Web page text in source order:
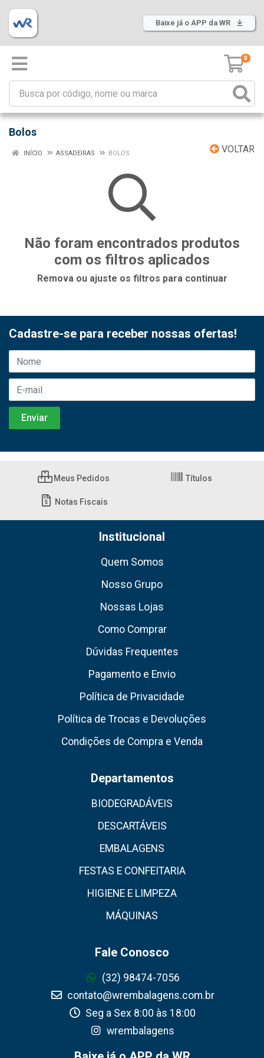
Baixe já o APP da WR
0
Bolos
VOLTAR
INÍCIO ASSADEIRAS BOLOS
Não foram encontrados produtos
com os filtros aplicados
Remova ou ajuste os filtros para continuar
Cadastre-se para receber nossas ofertas!
Meus Pedidos Títulos
Notas Fiscais
Institucional
Quem Somos
Nosso Grupo
Nossas Lojas
Como Comprar
Dúvidas Frequentes
Pagamento e Envio
Política de Privacidade
Política de Trocas e Devoluções
Condições de Compra e Venda
Departamentos
BIODEGRADÁVEIS
DESCARTÁVEIS
EMBALAGENS
FESTAS E CONFEITARIA
HIGIENE E LIMPEZA
MÁQUINAS
Fale Conosco
(32) 98474-7056
contato@wrembalagens.com.br
Seg a Sex 8:00 às 18:00
wrembalagens